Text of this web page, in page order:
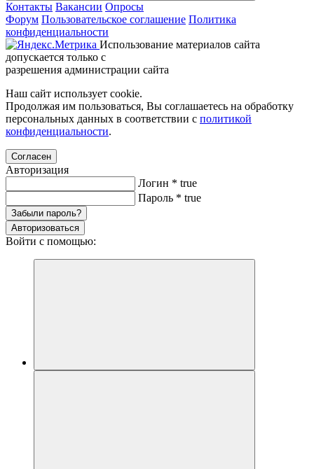
Контакты Вакансии Опросы
Форум Пользовательское соглашение Политика
конфиденциальности
Использование материалов сайта
допускается только с
разрешения администрации сайта
Наш сайт использует cookie.
Продолжая им пользоваться, Вы соглашаетесь на обработку
персональных данных в соответствии с политикой
конфиденциальности.
Согласен
Авторизация
Логин * true
Пароль * true
Забыли пароль?
Авторизоваться
Войти с помощью: